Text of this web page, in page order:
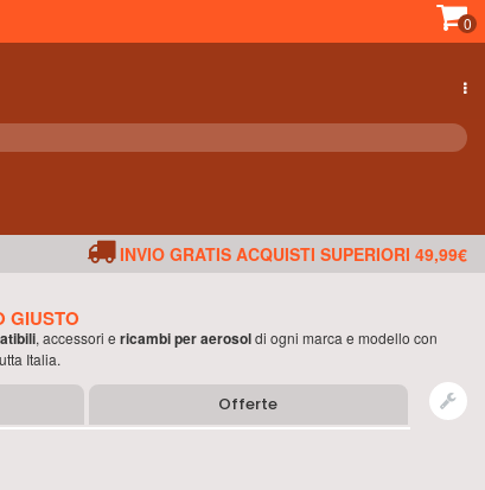
0
INVIO GRATIS ACQUISTI SUPERIORI 49,99€
GIUSTO
, accessori e ricambi peraerosoldi ogni marca e modello con
Italia.
Offerte